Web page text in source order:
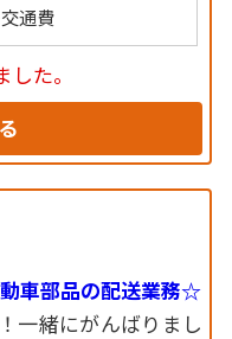
通費
た。
車部品の配送業務☆
一緒にがんばりまし